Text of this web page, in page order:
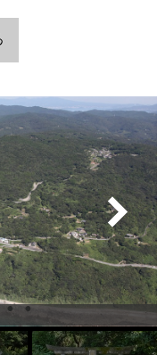
おおの おおむら
しつ
おおむら
おおの